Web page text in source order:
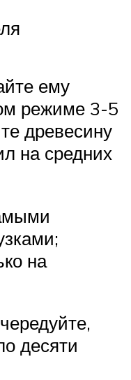
ему
режиме 3-5
древесину
на средних
на
десяти